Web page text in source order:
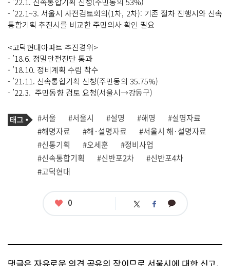
- ’22.1~3. 서울시 사전검토회의(1차, 2차): 기존 절차 진행시와 신속
통합기획 추진시를 비교한 주민의사 확인 필요
<고덕현대아파트 추진경위>
- ’18.6. 정밀안전진단 통과
- ’18.10. 정비계획 수립 착수
- ’21.11. 신속통합기획 신청(주민동의 35.75%)
- ’22.3. 주민동향 검토 요청(서울시→강동구)
기
사
관
련
태
그
태
그
#서울 #서울시 #설명 #해명
#설명자료
#해명자료
#해·설명자료
#서울시 해·설명자료
#신통기획
#오세훈
#정비사업
#신속통합기획
#신반포2차
#신반포4차
#고덕현대
좋
0 트 페 카
댓글은 자유로운 의견 공유의 장이므로 서울시에 대한 신고,